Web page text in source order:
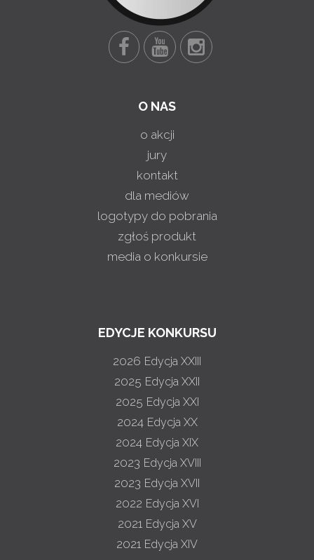
O NAS
o akcji
jury
kontakt
dla mediów
logotypy do pobrania
zgłoś produkt
media o konkursie
EDYCJE KONKURSU
2026 Edycja XXIII
2025 Edycja XXII
2025 Edycja XXI
2024 Edycja XX
2024 Edycja XIX
2023 Edycja XVIII
2023 Edycja XVII
2022 Edycja XVI
2021 Edycja XV
2021 Edycja XIV